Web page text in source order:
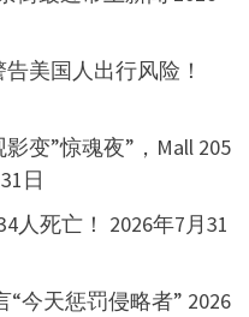
美国人出行风险！
变”惊魂夜”，Mall 205
日
人死亡！ 2026年7月31
“今天惩罚侵略者” 2026